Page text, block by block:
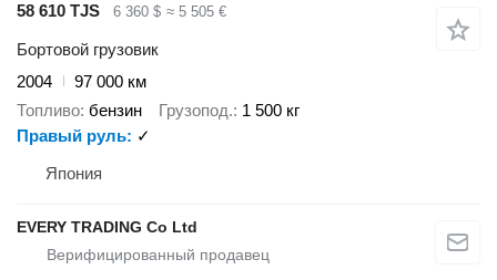
58 610 TJS
6 360 $ ≈ 5 505 €
Бортовой грузовик
2004
97 000 км
Топливо бензин Грузопод. 1 500 кг
Правый руль
✓
Япония
EVERY TRADING Co Ltd